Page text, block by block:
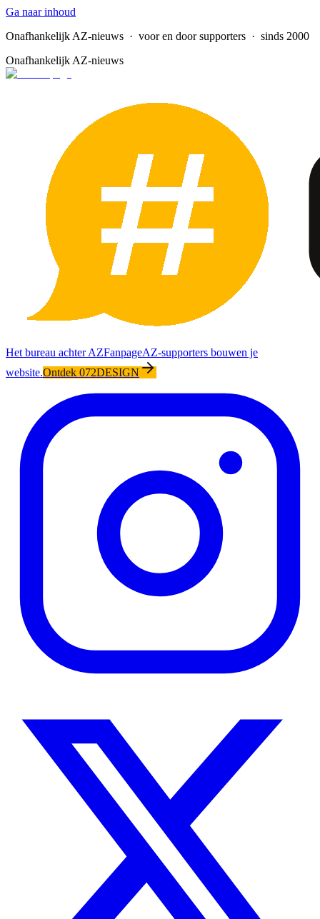
Ga naar inhoud
Onafhankelijk AZ-nieuws · voor en door supporters · sinds 2000
Onafhankelijk AZ-nieuws
Het bureau achter AZFanpageAZ-supporters bouwen je
website.Ontdek 072DESIGN